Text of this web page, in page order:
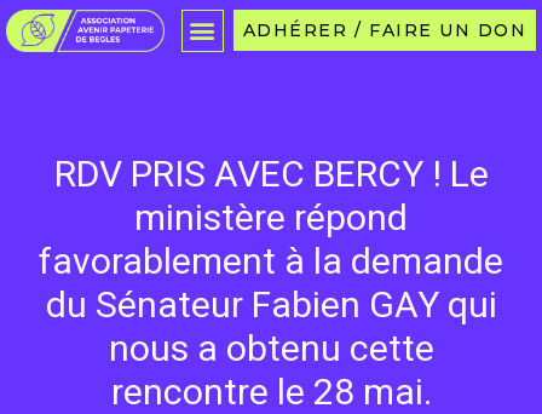
ADHÉRER / FAIRE UN DON
RDV PRIS AVEC BERCY ! Le
ministère répond
favorablement à la demande
du Sénateur Fabien GAY qui
nous a obtenu cette
rencontre le 28 mai.